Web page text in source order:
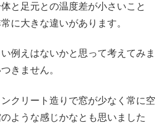
と足元との温度差が小さいこと
に大きな違いがあります。
例えはないかと思って考えてみま
きません。
クリート造りで窓が少なく常に空
ような感じかなとも思いました